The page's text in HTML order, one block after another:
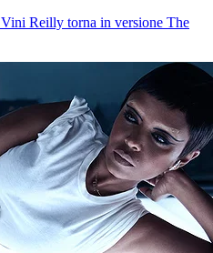
Vini Reilly torna in versione The